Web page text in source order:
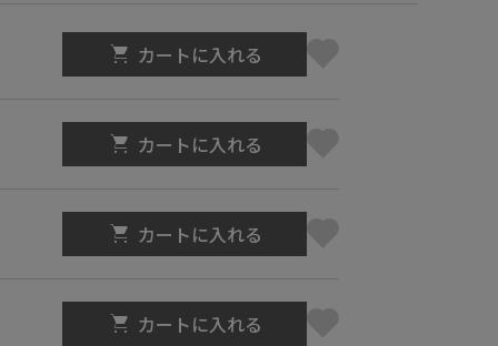
カートに入れる
カートに入れる
カートに入れる
カートに入れる